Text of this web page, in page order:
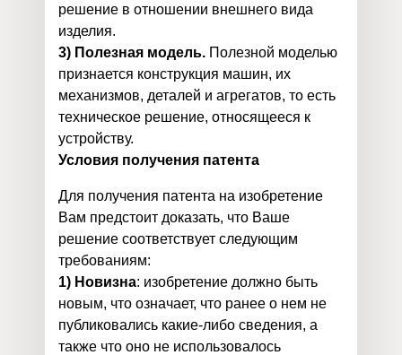
решение в отношении внешнего вида
изделия.
3) Полезная модель. Полезной моделью
признается конструкция машин, их
механизмов, деталей и агрегатов, то есть
техническое решение, относящееся к
устройству.
Условия получения патента
Для получения патента на изобретение
Вам предстоит доказать, что Ваше
решение соответствует следующим
требованиям:
1) Новизна: изобретение должно быть
новым, что означает, что ранее о нем не
публиковались какие-либо сведения, а
также что оно не использовалось